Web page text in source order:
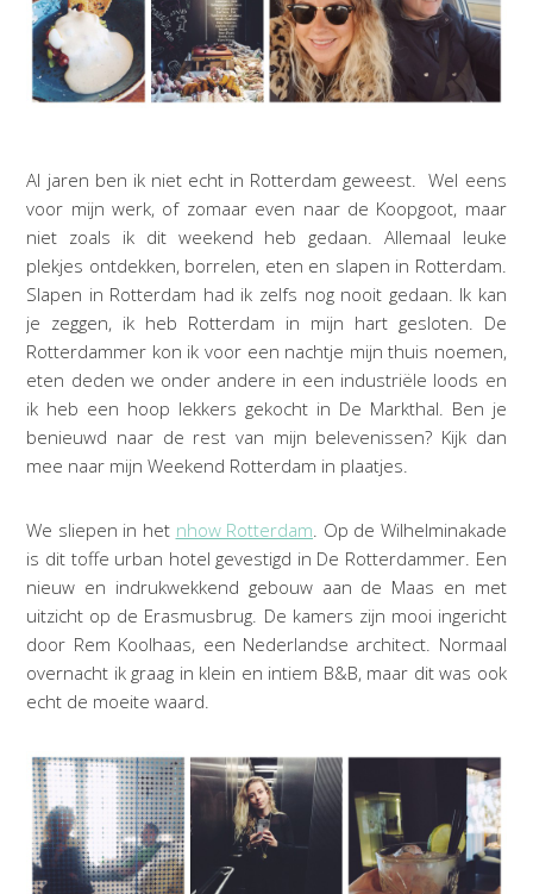
Al jaren ben ik niet echt in Rotterdam geweest. Wel eens
voor mijn werk, of zomaar even naar de Koopgoot, maar
niet zoals ik dit weekend heb gedaan. Allemaal leuke
plekjes ontdekken, borrelen, eten en slapen in Rotterdam.
Slapen in Rotterdam had ik zelfs nog nooit gedaan. Ik kan
je zeggen, ik heb Rotterdam in mijn hart gesloten. De
Rotterdammer kon ik voor een nachtje mijn thuis noemen,
eten deden we onder andere in een industriële loods en
ik heb een hoop lekkers gekocht in De Markthal. Ben je
benieuwd naar de rest van mijn belevenissen? Kijk dan
mee naar mijn Weekend Rotterdam in plaatjes.
We sliepen in het nhow Rotterdam. Op de Wilhelminakade
is dit toffe urban hotel gevestigd in De Rotterdammer. Een
nieuw en indrukwekkend gebouw aan de Maas en met
uitzicht op de Erasmusbrug. De kamers zijn mooi ingericht
door Rem Koolhaas, een Nederlandse architect. Normaal
overnacht ik graag in klein en intiem B&B, maar dit was ook
echt de moeite waard.